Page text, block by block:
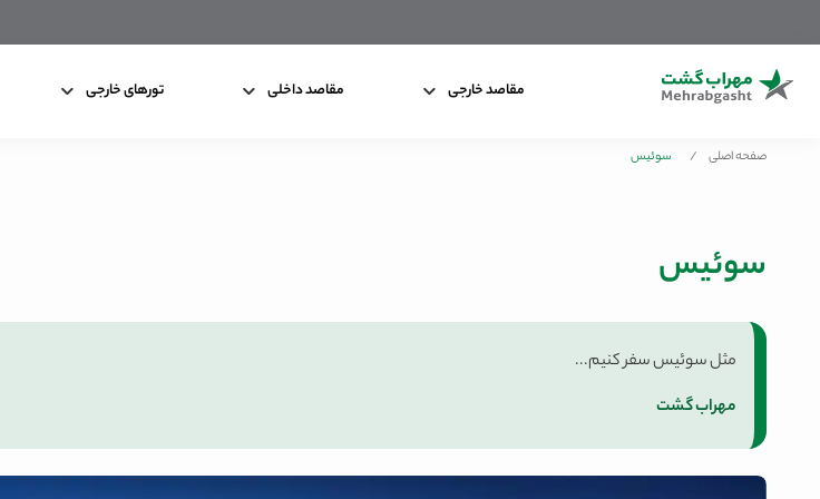
مقاصد خارجی مقاصد داخلی تورهای خارجی
صفحه اصلی / سوئیس
سوئیس
مثل سوئیس سفر کنیم...
مهراب گشت